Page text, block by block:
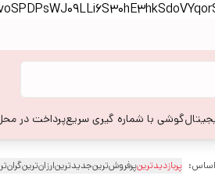
گوشی با شماره گیری سریعپرداخت در
پربازدیدترینپرفروش‌ترینجدیدترینارزان‌ترین